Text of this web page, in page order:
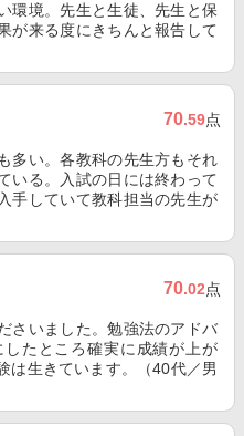
環境。先生と生徒、先生と保
が来る度にきちんと報告して
70.59点
多い。各教科の先生方もそれ
いる。入試の日には終わって
手していて教科担当の先生が
70.02点
さいました。勉強法のアドバ
たところ確実に成績が上が
は生きています。（40代／男